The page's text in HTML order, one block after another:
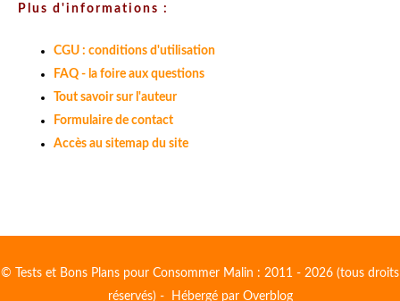
Plus d'informations :
CGU : conditions d'utilisation
FAQ - la foire aux questions
Tout savoir sur l'auteur
Formulaire de contact
Accès au sitemap du site
© Tests et Bons Plans pour Consommer Malin : 2011 - 2026 (tous droits
réservés) - Hébergé par Overblog